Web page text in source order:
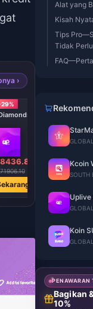
›
Rp
Rp 695166.50
Alat yang
Kisah
Tips
Tidak Perlu
GLOBAL
Kcoin
SOUTH
GLOBAL
Koin
GLOBAL
PENAWARAN
Bagikan
10%